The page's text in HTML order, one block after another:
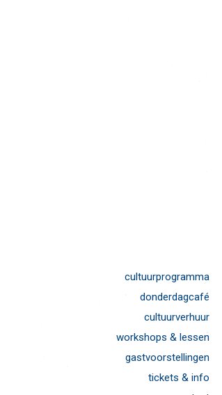
cultuurprogramma
donderdagcafé
cultuurverhuur
workshops & lessen
gastvoorstellingen
tickets & info